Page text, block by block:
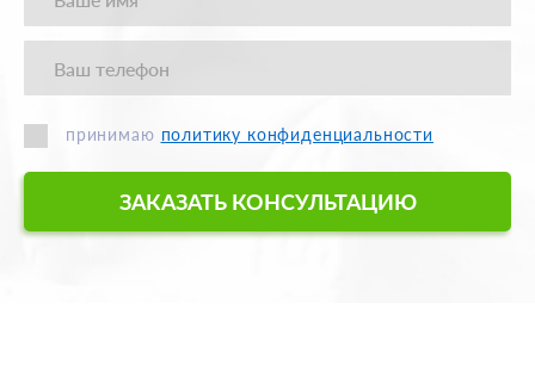
принимаю политику конфиденциальности
ЗАКАЗАТЬ КОНСУЛЬТАЦИЮ